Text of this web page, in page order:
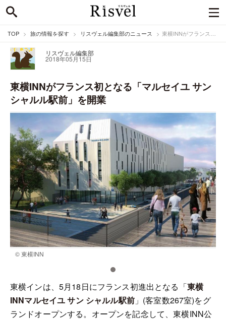
TOP 旅の情報を探す リスヴェル編集部のニュース 東横INNがフランス初となる「マルセイユ サン シャルル駅前」を開業
リスヴェル編集部
2018年05月15日
東横INNがフランス初となる「マルセイユ サン
シャルル駅前」を開業
© 東横INN
東横インは、5月18日にフランス初進出となる「東横
INNマルセイユ サン シャルル駅前」(客室数267室)をグ
ランドオープンする。オープンを記念して、東横INN公